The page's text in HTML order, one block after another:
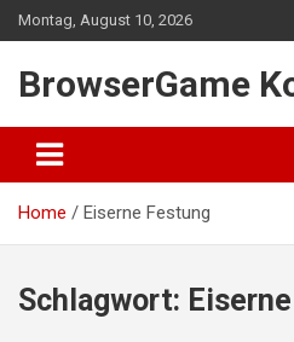
Skip
to
Montag, August 10, 2026
BrowserGame
Home Eiserne Festung
Schlagwort: